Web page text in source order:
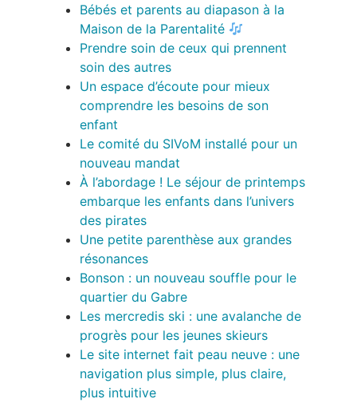
Bébés et parents au diapason à la
Maison de la Parentalité
Prendre soin de ceux qui prennent
soin des autres
Un espace d’écoute pour mieux
comprendre les besoins de son
enfant
Le comité du SIVoM installé pour un
nouveau mandat
À l’abordage ! Le séjour de printemps
embarque les enfants dans l’univers
des pirates
Une petite parenthèse aux grandes
résonances
Bonson : un nouveau souffle pour le
quartier du Gabre
Les mercredis ski : une avalanche de
progrès pour les jeunes skieurs
Le site internet fait peau neuve : une
navigation plus simple, plus claire,
plus intuitive